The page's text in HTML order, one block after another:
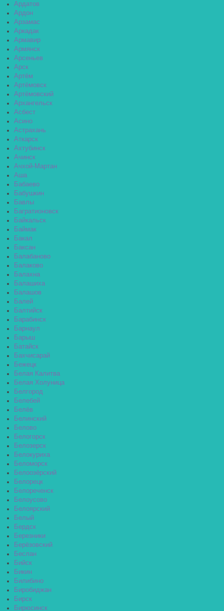
Ардатов
Ардон
Арзамас
Аркадак
Армавир
Армянск
Арсеньев
Арск
Артём
Артёмовск
Артёмовский
Архангельск
Асбест
Асино
Астрахань
Аткарск
Ахтубинск
Ачинск
Ачхой-Мартан
Аша
Бабаево
Бабушкин
Бавлы
Багратионовск
Байкальск
Баймак
Бакал
Баксан
Балабаново
Балаково
Балахна
Балашиха
Балашов
Балей
Балтийск
Барабинск
Барнаул
Барыш
Батайск
Бахчисарай
Бежецк
Белая Калитва
Белая Холуница
Белгород
Белебей
Белёв
Белинский
Белово
Белогорск
Белозерск
Белокуриха
Беломорск
Белоозёрский
Белорецк
Белореченск
Белоусово
Белоярский
Белый
Бердск
Березники
Берёзовский
Беслан
Бийск
Бикин
Билибино
Биробиджан
Бирск
Бирюсинск